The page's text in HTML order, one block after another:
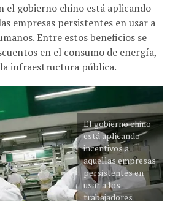
empresas persistentes en usar a
Entre estos beneficios se
en el consumo de energía,
la infraestructura pública.
El gobierno chino
está aplicando
incentivos a
aquellas empresas
persistentes en
usar a los
trabajadores
humanos